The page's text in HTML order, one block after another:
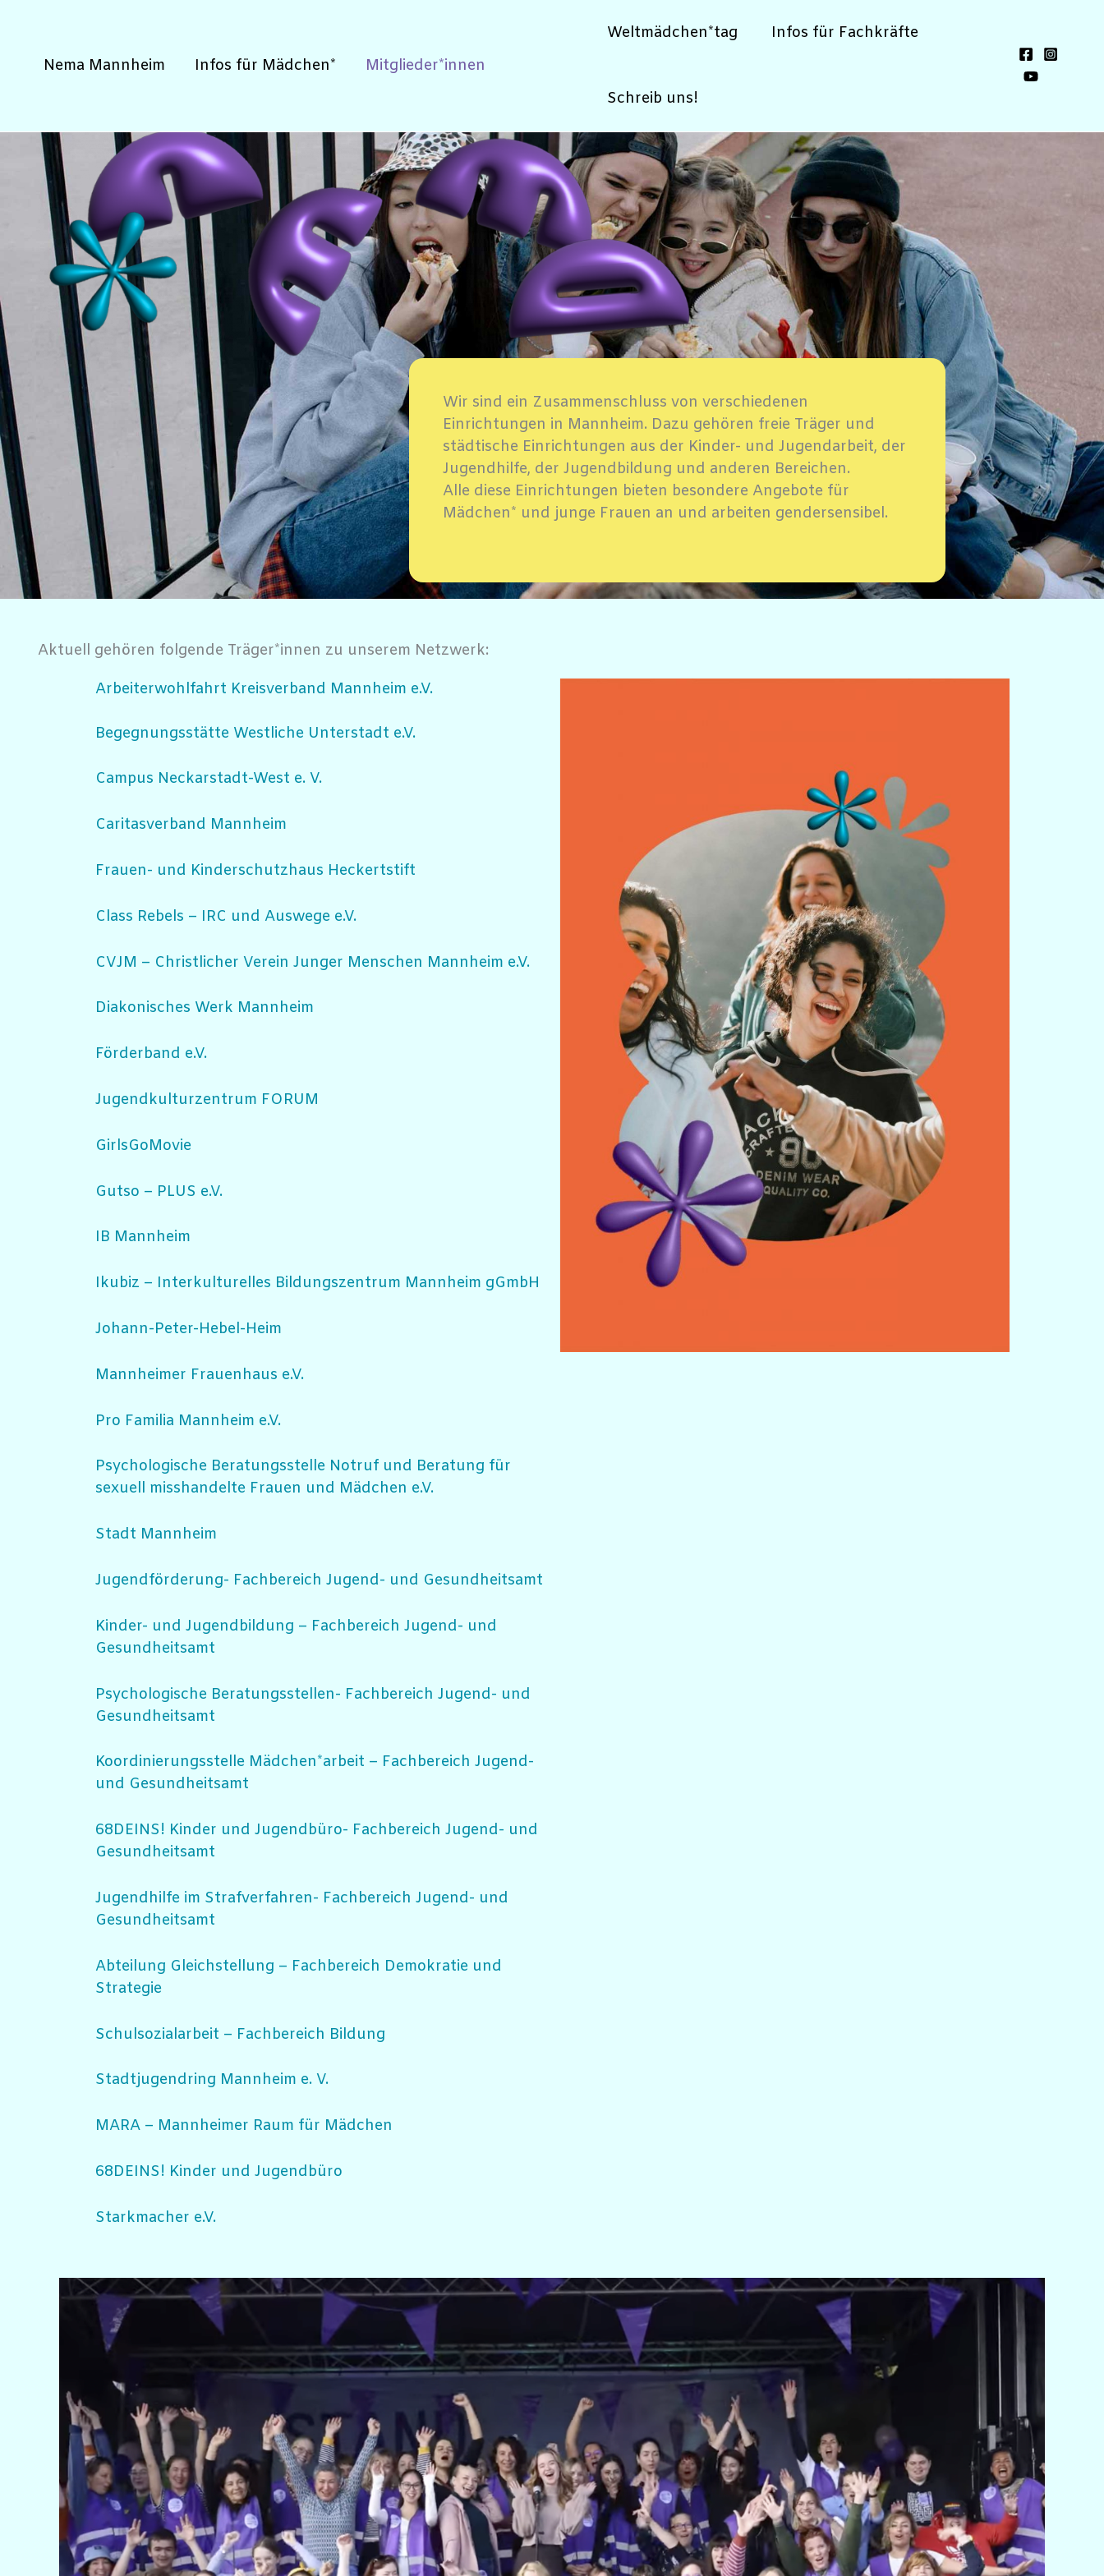
springen
Nema Mannheim Infos für Mädchen* Mitglieder*innen
Weltmädchen*tag Infos für Fachkräfte
Schreib uns!
Wir sind ein Zusammenschluss von verschiedenen
Einrichtungen in Mannheim. Dazu gehören freie Träger und
städtische Einrichtungen aus der Kinder- und Jugendarbeit, der
Jugendhilfe, der Jugendbildung und anderen Bereichen.
Alle diese Einrichtungen bieten besondere Angebote für
Mädchen* und junge Frauen an und arbeiten gendersensibel.
Aktuell gehören folgende Träger*innen zu unserem Netzwerk:
Arbeiterwohlfahrt Kreisverband Mannheim e.V.
Begegnungsstätte Westliche Unterstadt e.V.
Campus Neckarstadt-West e. V.
Caritasverband Mannheim
Frauen- und Kinderschutzhaus Heckertstift
Class Rebels – IRC und Auswege e.V.
CVJM – Christlicher Verein Junger Menschen Mannheim e.V.
Diakonisches Werk Mannheim
Förderband e.V.
Jugendkulturzentrum FORUM
GirlsGoMovie
Gutso – PLUS e.V.
IB Mannheim
Ikubiz – Interkulturelles Bildungszentrum Mannheim gGmbH
Johann-Peter-Hebel-Heim
Mannheimer Frauenhaus e.V.
Pro Familia Mannheim e.V.
Psychologische Beratungsstelle Notruf und Beratung für
sexuell misshandelte Frauen und Mädchen e.V.
Stadt Mannheim
Jugendförderung- Fachbereich Jugend- und Gesundheitsamt
Kinder- und Jugendbildung – Fachbereich Jugend- und
Gesundheitsamt
Psychologische Beratungsstellen- Fachbereich Jugend- und
Gesundheitsamt
Koordinierungsstelle Mädchen*arbeit – Fachbereich Jugend-
und Gesundheitsamt
68DEINS! Kinder und Jugendbüro- Fachbereich Jugend- und
Gesundheitsamt
Jugendhilfe im Strafverfahren- Fachbereich Jugend- und
Gesundheitsamt
Abteilung Gleichstellung – Fachbereich Demokratie und
Strategie
Schulsozialarbeit – Fachbereich Bildung
Stadtjugendring Mannheim e. V.
MARA – Mannheimer Raum für Mädchen
68DEINS! Kinder und Jugendbüro
Starkmacher e.V.